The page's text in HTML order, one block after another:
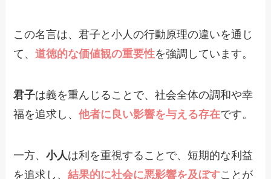
この名言は、君子と小人の行動原理の違いを通じ
て、道徳的な価値観の重要性を強調しています。
君子は義を重んじることで、社会全体の調和や幸
福を追求し、他者に良い影響を与える存在です。
一方、小人 は利を重視することで、短期的な利益
を追求し、結果的に社会に悪影響を及ぼすことが